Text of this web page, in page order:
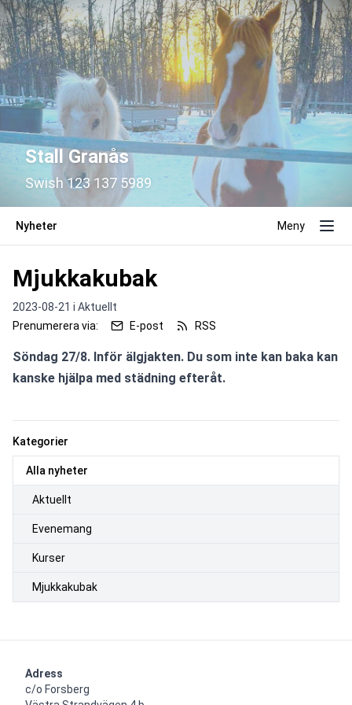
Stall Granås
Swish 123 137 5989
Nyheter Meny
Kategorier
Alla nyheter
Aktuellt
Evenemang
Kurser
Mjukkakubak
Mjukkakubak
2023-08-21 i Aktuellt
Prenumerera via:
E-post RSS
Söndag 27/8. Inför älgjakten. Du som inte kan baka kan
kanske hjälpa med städning efteråt.
Adress
c/o Forsberg